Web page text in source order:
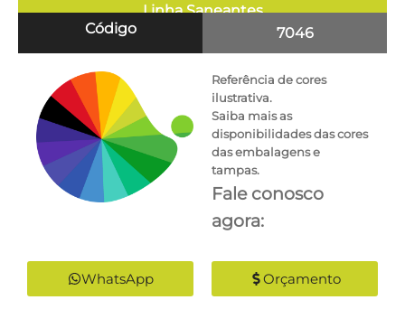
Linha Saneantes
Código
7046
Referência de cores
ilustrativa.
Saiba mais as
disponibilidades das cores
das embalagens e
tampas.
Fale conosco
agora:
WhatsApp Orçamento